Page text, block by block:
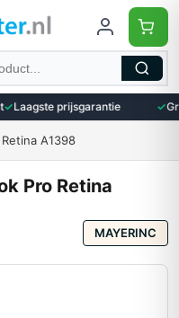
Laagste prijsgarantie
A1398
Pro Retina
MAYERINC